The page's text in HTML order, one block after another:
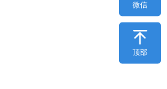
微信

顶部